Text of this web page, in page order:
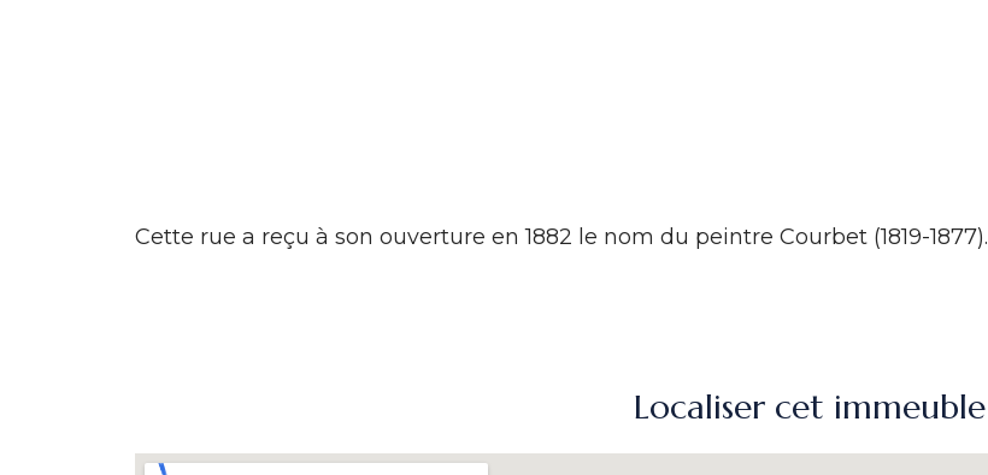
Cette rue a reçu à son ouverture en 1882 le nom du peintre Courbet (1819-1877).
Localiser cet immeuble